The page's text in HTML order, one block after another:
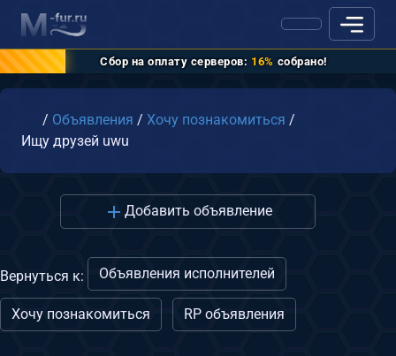
Сбор на оплату серверов: 16% собрано!
Главная
/ Объявления / Хочу познакомиться /
Ищу друзей uwu
Добавить объявление
Вернуться к: Объявления исполнителей
Хочу познакомиться RP объявления